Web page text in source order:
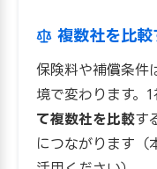
複数社を比較
保険料や補償条件
境で変わります。1
て複数社を比較す
につながります（